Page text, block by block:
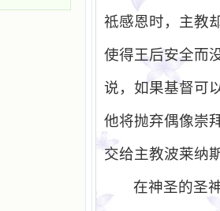
祗感恩时，主教
使得王后安全而
说，如果基督可
他将抛弃偶像崇
交给主教波莱纳
在神圣的圣